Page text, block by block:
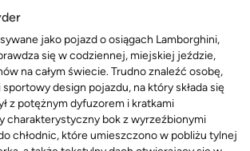
jako pojazd o osiągach Lamborghini,
się w codziennej, miejskiej jeździe,
na całym świecie. Trudno znaleźć osobę,
design pojazdu, na który składa się
z potężnym dyfuzorem i kratkami
charakterystyczny bok z wyrzeźbionymi
chłodnic, które umieszczono w pobliżu tylnej